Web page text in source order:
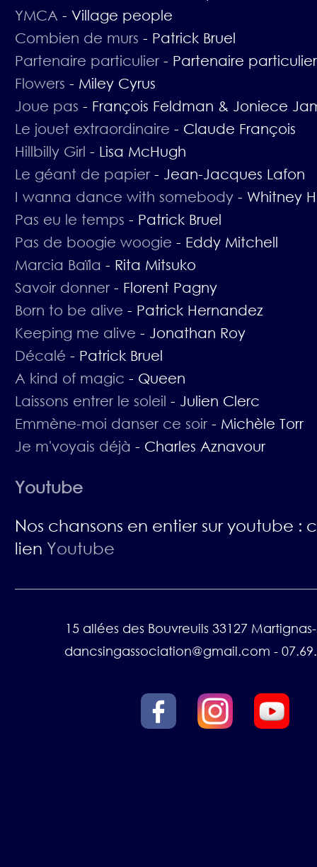
YMCA - Village people
Combien de murs - Patrick Bruel
Partenaire particulier - Partenaire particulier
Flowers - Miley Cyrus
Joue pas - François Feldman & Joniece
Le jouet extraordinaire - Claude François
Hillbilly Girl - Lisa McHugh
Le géant de papier - Jean-Jacques Lafon
I wanna dance with somebody - Whitney
Pas eu le temps - Patrick Bruel
Pas de boogie woogie - Eddy Mitchell
Marcia Baïla - Rita Mitsuko
Savoir donner - Florent Pagny
Born to be alive - Patrick Hernandez
Keeping me alive - Jonathan Roy
Décalé - Patrick Bruel
A kind of magic - Queen
Laissons entrer le soleil - Julien Clerc
Emmène-moi danser ce soir - Michèle Torr
Je m'voyais déjà - Charles Aznavour
Youtube
Nos chansons en entier sur youtube :
lien Youtube
15 allées des Bouvreuils 33127
dancsingassociation@gmail.com -